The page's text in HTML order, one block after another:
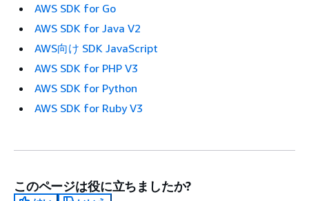
AWS SDK for Go
AWS SDK for Java V2
AWS向け SDK JavaScript
AWS SDK for PHP V3
AWS SDK for Python
AWS SDK for Ruby V3
このページは役に立ちましたか?